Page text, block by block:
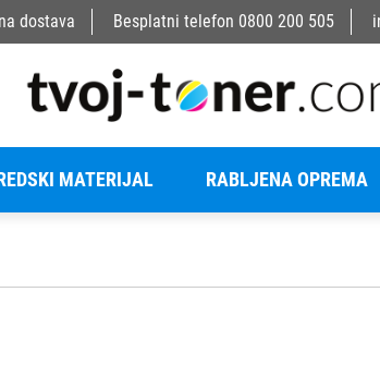
dostava Besplatni telefon 0800 200 505
MATERIJAL RABLJENA OPREMA